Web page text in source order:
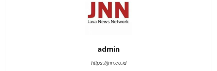
admin
https://jnn.co.id